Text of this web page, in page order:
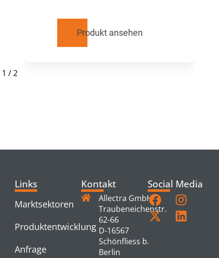
Produkt ansehen
1 /2
Links
Marktsektoren
Produktentwicklung
Anfrage
Kontakt
Allectra GmbH
Traubeneichenstr.
62-66
D-16567
Schönfliess b.
Berlin
Social Media